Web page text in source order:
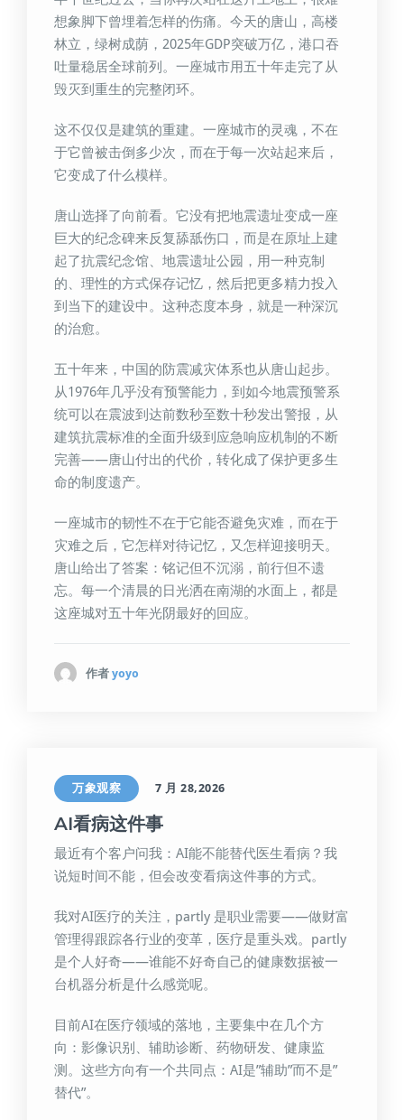
想象脚下曾埋着怎样的伤痛。今天的唐山，高楼
林立，绿树成荫，2025年GDP突破万亿，港口吞
吐量稳居全球前列。一座城市用五十年走完了从
毁灭到重生的完整闭环。
这不仅仅是建筑的重建。一座城市的灵魂，不在
于它曾被击倒多少次，而在于每一次站起来后，
它变成了什么模样。
唐山选择了向前看。它没有把地震遗址变成一座
巨大的纪念碑来反复舔舐伤口，而是在原址上建
起了抗震纪念馆、地震遗址公园，用一种克制
的、理性的方式保存记忆，然后把更多精力投入
到当下的建设中。这种态度本身，就是一种深沉
的治愈。
五十年来，中国的防震减灾体系也从唐山起步。
从1976年几乎没有预警能力，到如今地震预警系
统可以在震波到达前数秒至数十秒发出警报，从
建筑抗震标准的全面升级到应急响应机制的不断
完善——唐山付出的代价，转化成了保护更多生
命的制度遗产。
一座城市的韧性不在于它能否避免灾难，而在于
灾难之后，它怎样对待记忆，又怎样迎接明天。
唐山给出了答案：铭记但不沉溺，前行但不遗
忘。每一个清晨的日光洒在南湖的水面上，都是
这座城对五十年光阴最好的回应。
作者 yoyo
万象观察 7 月 28,2026
AI看病这件事
最近有个客户问我：AI能不能替代医生看病？我
说短时间不能，但会改变看病这件事的方式。
我对AI医疗的关注，partly 是职业需要——做财富
管理得跟踪各行业的变革，医疗是重头戏。partly
是个人好奇——谁能不好奇自己的健康数据被一
台机器分析是什么感觉呢。
目前AI在医疗领域的落地，主要集中在几个方
向：影像识别、辅助诊断、药物研发、健康监
测。这些方向有一个共同点：AI是”辅助”而不是”
替代”。